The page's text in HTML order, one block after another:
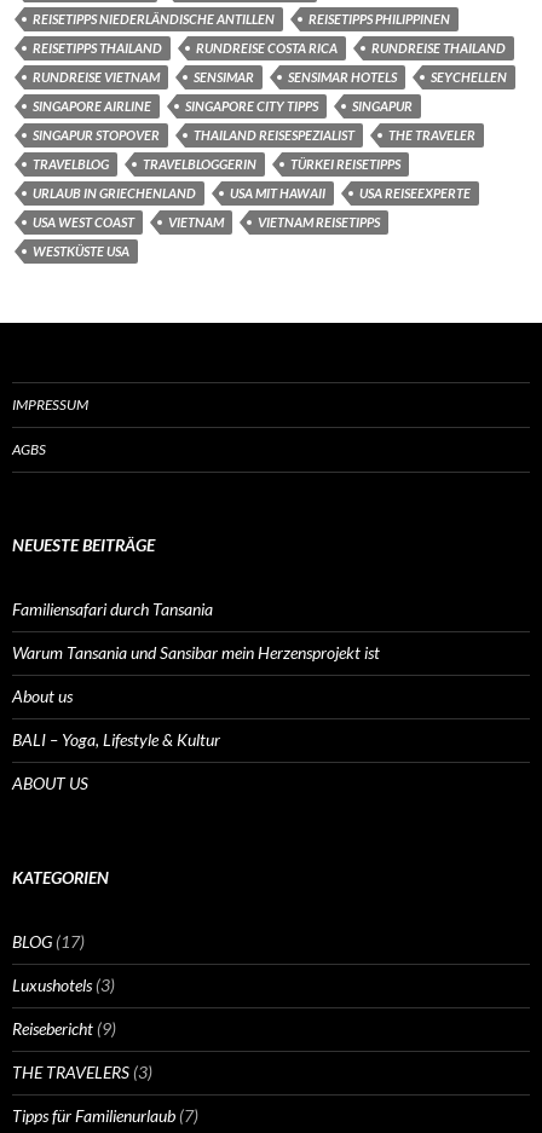
REISETIPPS NIEDERLÄNDISCHE ANTILLEN
REISETIPPS PHILIPPINEN
REISETIPPS THAILAND
RUNDREISE COSTA RICA
RUNDREISE THAILAND
RUNDREISE VIETNAM
SENSIMAR SENSIMAR HOTELS
SEYCHELLEN
SINGAPORE AIRLINE
SINGAPORE CITY TIPPS
SINGAPUR
SINGAPUR STOPOVER
THAILAND REISESPEZIALIST
THE TRAVELER
TRAVELBLOG
TRAVELBLOGGERIN
TÜRKEI REISETIPPS
URLAUB IN GRIECHENLAND
USA MIT HAWAII
USA REISEEXPERTE
USA WEST COAST
VIETNAM
VIETNAM REISETIPPS
WESTKÜSTE USA
IMPRESSUM
AGBS
NEUESTE BEITRÄGE
Familiensafari durch Tansania
Warum Tansania und Sansibar mein Herzensprojekt ist
About us
BALI – Yoga, Lifestyle & Kultur
ABOUT US
KATEGORIEN
BLOG (17)
Luxushotels(3)
Reisebericht (9)
THE TRAVELERS (3)
Tipps für Familienurlaub (7)